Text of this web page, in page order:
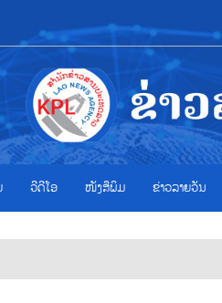
ວີດີໂອ ໜັງສືພິມ ຂ່າວ​ລາຍ​ວັນ